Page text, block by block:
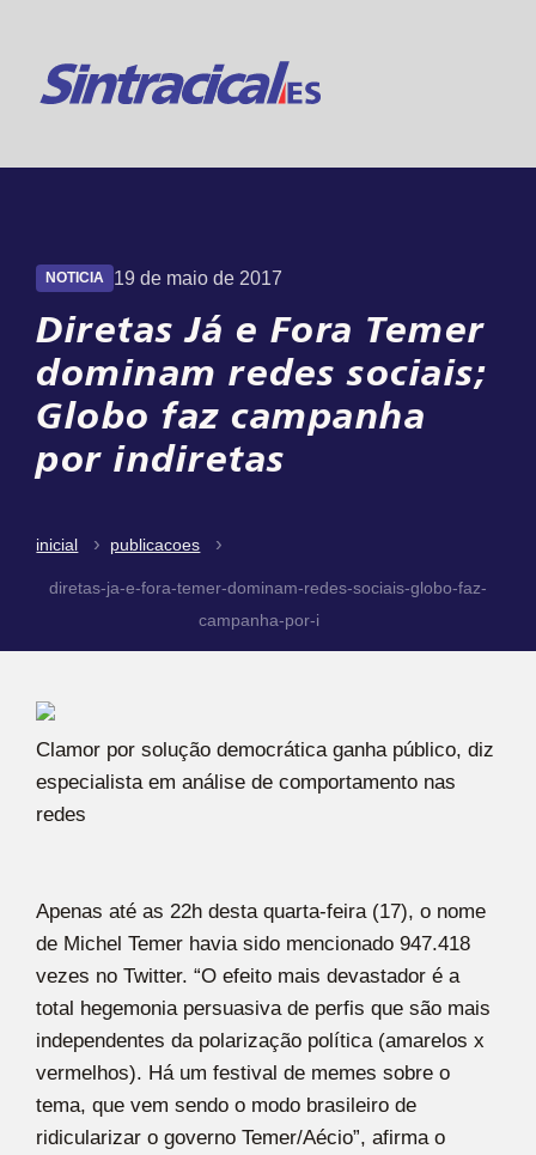
NOTICIA 19 de maio de 2017
Diretas Já e Fora Temer
dominam redes sociais;
Globo faz campanha
por indiretas
inicial publicacoes
diretas-ja-e-fora-temer-dominam-redes-sociais-globo-faz-
campanha-por-i
Clamor por solução democrática ganha público, diz
especialista em análise de comportamento nas
redes
Apenas até as 22h desta quarta-feira (17), o nome
de Michel Temer havia sido mencionado 947.418
vezes no Twitter. “O efeito mais devastador é a
total hegemonia persuasiva de perfis que são mais
independentes da polarização política (amarelos x
vermelhos). Há um festival de memes sobre o
tema, que vem sendo o modo brasileiro de
ridicularizar o governo Temer/Aécio”, afirma o